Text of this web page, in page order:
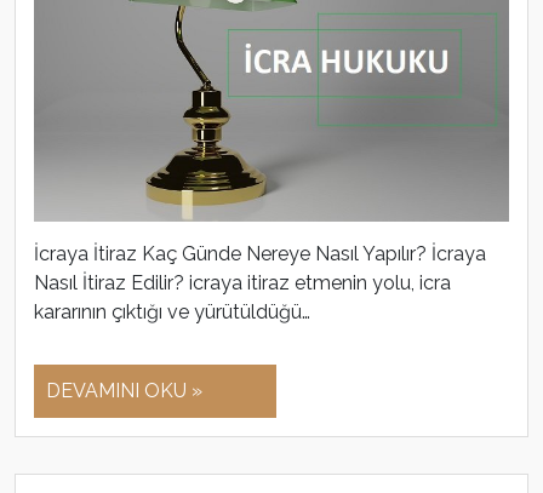
İcraya İtiraz Kaç Günde Nereye Nasıl Yapılır? İcraya
Nasıl İtiraz Edilir? icraya itiraz etmenin yolu, icra
kararının çıktığı ve yürütüldüğü…
DEVAMINI OKU »